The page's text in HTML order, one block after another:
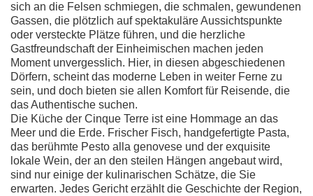
sich an die Felsen schmiegen, die schmalen, gewundenen
Gassen, die plötzlich auf spektakuläre Aussichtspunkte
oder versteckte Plätze führen, und die herzliche
Gastfreundschaft der Einheimischen machen jeden
Moment unvergesslich. Hier, in diesen abgeschiedenen
Dörfern, scheint das moderne Leben in weiter Ferne zu
sein, und doch bieten sie allen Komfort für Reisende, die
das Authentische suchen.
Die Küche der Cinque Terre ist eine Hommage an das
Meer und die Erde. Frischer Fisch, handgefertigte Pasta,
das berühmte Pesto alla genovese und der exquisite
lokale Wein, der an den steilen Hängen angebaut wird,
sind nur einige der kulinarischen Schätze, die Sie
erwarten. Jedes Gericht erzählt die Geschichte der Region,